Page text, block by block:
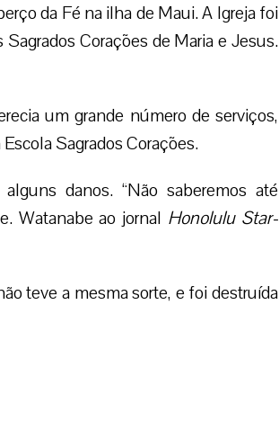
da Fé na ilha de Maui. A Igreja foi
Corações de Maria e Jesus.
um grande número de serviços,
Sagrados Corações.
danos. “Não saberemos até
Watanabe ao jornal Honolulu Star-
teve a mesma sorte, e foi destruída